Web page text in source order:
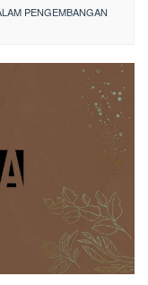
PENGEMBANGAN